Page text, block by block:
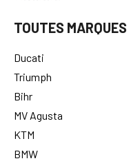
TOUTES MARQUES
Ducati
Triumph
Bihr
MV Agusta
KTM
BMW